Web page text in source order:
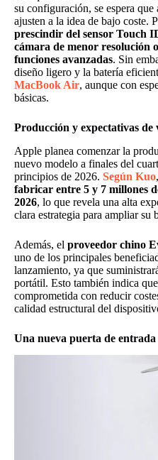
su configuración, se espera que
ajusten a la idea de bajo coste.
prescindir del sensor Touch
cámara de menor resolución
funciones avanzadas. Sin
diseño ligero y la batería
MacBook Air, aunque con
básicas.
Producción y expectativas de
Apple planea comenzar la
nuevo modelo a finales del
principios de 2026. Según Kuo
fabricar entre 5 y 7 millones
2026, lo que revela una alta
clara estrategia para ampliar su
Además, el proveedor chino
uno de los principales
lanzamiento, ya que
portátil. Esto también indica
comprometida con reducir
calidad estructural del
Una nueva puerta de entrada